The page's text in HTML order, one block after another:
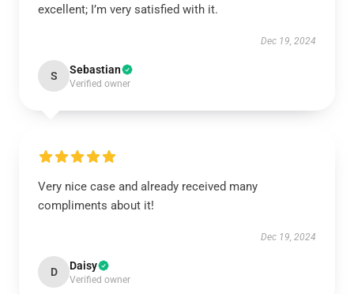
excellent; I’m very satisfied with it.
Dec 19, 2024
S Sebastian
Verified owner
Very nice case and already received many
compliments about it!
Dec 19, 2024
D Daisy
Verified owner